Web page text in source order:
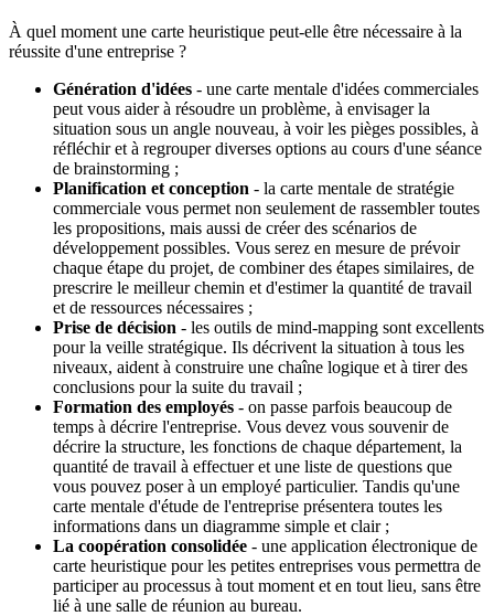
À quel moment une carte heuristique peut-elle être nécessaire à la
réussite d'une entreprise ?
Génération d'idées - une carte mentale d'idées commerciales
peut vous aider à résoudre un problème, à envisager la
situation sous un angle nouveau, à voir les pièges possibles, à
réfléchir et à regrouper diverses options au cours d'une séance
de brainstorming ;
Planification et conception - la carte mentale de stratégie
commerciale vous permet non seulement de rassembler toutes
les propositions, mais aussi de créer des scénarios de
développement possibles. Vous serez en mesure de prévoir
chaque étape du projet, de combiner des étapes similaires, de
prescrire le meilleur chemin et d'estimer la quantité de travail
et de ressources nécessaires ;
Prise de décision - les outils de mind-mapping sont excellents
pour la veille stratégique. Ils décrivent la situation à tous les
niveaux, aident à construire une chaîne logique et à tirer des
conclusions pour la suite du travail ;
Formation des employés - on passe parfois beaucoup de
temps à décrire l'entreprise. Vous devez vous souvenir de
décrire la structure, les fonctions de chaque département, la
quantité de travail à effectuer et une liste de questions que
vous pouvez poser à un employé particulier. Tandis qu'une
carte mentale d'étude de l'entreprise présentera toutes les
informations dans un diagramme simple et clair ;
La coopération consolidée - une application électronique de
carte heuristique pour les petites entreprises vous permettra de
participer au processus à tout moment et en tout lieu, sans être
lié à une salle de réunion au bureau.